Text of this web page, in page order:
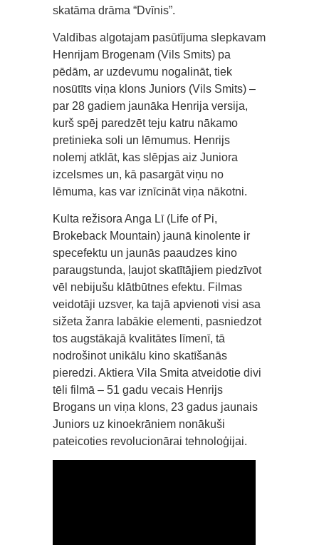
skatāma drāma “Dvīnis”.
Valdības algotajam pasūtījuma slepkavam
Henrijam Brogenam (Vils Smits) pa
pēdām, ar uzdevumu nogalināt, tiek
nosūtīts viņa klons Juniors (Vils Smits) –
par 28 gadiem jaunāka Henrija versija,
kurš spēj paredzēt teju katru nākamo
pretinieka soli un lēmumus. Henrijs
nolemj atklāt, kas slēpjas aiz Juniora
izcelsmes un, kā pasargāt viņu no
lēmuma, kas var iznīcināt viņa nākotni.
Kulta režisora Anga Lī (Life of Pi,
Brokeback Mountain) jaunā kinolente ir
specefektu un jaunās paaudzes kino
paraugstunda, ļaujot skatītājiem piedzīvot
vēl nebijušu klātbūtnes efektu. Filmas
veidotāji uzsver, ka tajā apvienoti visi asa
sižeta žanra labākie elementi, pasniedzot
tos augstākajā kvalitātes līmenī, tā
nodrošinot unikālu kino skatīšanās
pieredzi. Aktiera Vila Smita atveidotie divi
tēli filmā – 51 gadu vecais Henrijs
Brogans un viņa klons, 23 gadus jaunais
Juniors uz kinoekrāniem nonākuši
pateicoties revolucionārai tehnoloģijai.